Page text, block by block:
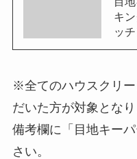
キ
ッ
※全てのハウスクリ
だいた方が対象となり
備考欄に「目地キー
さい。